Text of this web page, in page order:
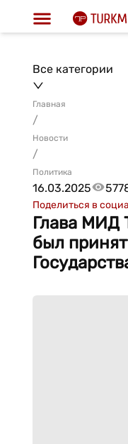
Все категории
Главная
/
Новости
/
Политика
16.03.2025
Поделиться в
Глава МИД
был